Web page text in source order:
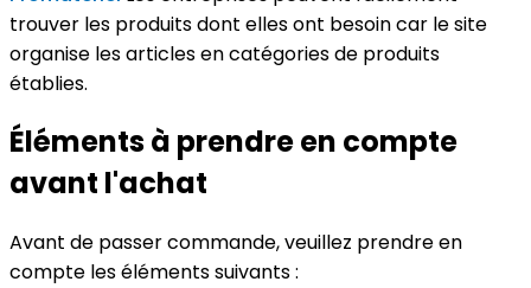
trouver les produits dont elles ont besoin car le site
organise les articles en catégories de produits
établies.
Éléments à prendre en compte
avant l'achat
Avant de passer commande, veuillez prendre en
compte les éléments suivants :